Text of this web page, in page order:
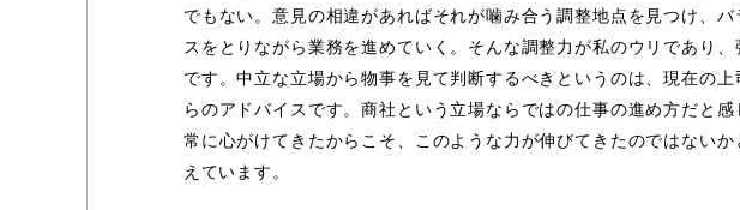
でもない。意見の相違があればそれが噛み合う調整地点を見つけ、バ
スをとりながら業務を進めていく。そんな調整力が私のウリであり、
です。中立な立場から物事を見て判断するべきというのは、現在の上
らのアドバイスです。商社という立場ならではの仕事の進め方だと感
常に心がけてきたからこそ、このような力が伸びてきたのではないか
えています。